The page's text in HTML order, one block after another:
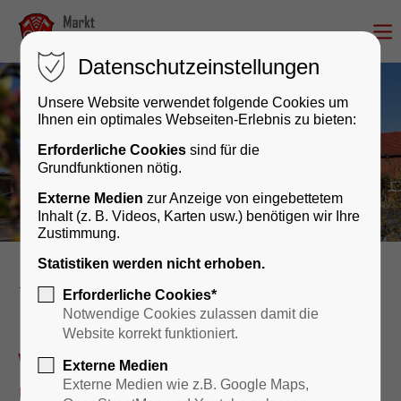
Rathaus & Bürgerservice
Wir sind für Sie da – persönlich
und digital!
Datenschutzeinstellungen
Unsere Website verwendet folgende Cookies um
Ihnen ein optimales Webseiten-Erlebnis zu bieten:
Erforderliche Cookies sind für die
Grundfunktionen nötig.
Externe Medien zur Anzeige von eingebettetem
Inhalt (z. B. Videos, Karten usw.) benötigen wir Ihre
Zustimmung.
Statistiken werden nicht erhoben.
Erforderliche Cookies*
Notwendige Cookies zulassen damit die
Website korrekt funktioniert.
Externe Medien
Externe Medien wie z.B. Google Maps,